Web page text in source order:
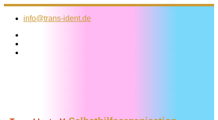
Zum
Inhalt
info@trans-ident.de